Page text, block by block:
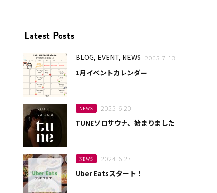
Latest Posts
BLOG, EVENT, NEWS 2025 7.13
1月イベントカレンダー
NEWS 2025 6.20
TUNEソロサウナ、始まりました
NEWS 2024 6.27
Uber Eatsスタート！